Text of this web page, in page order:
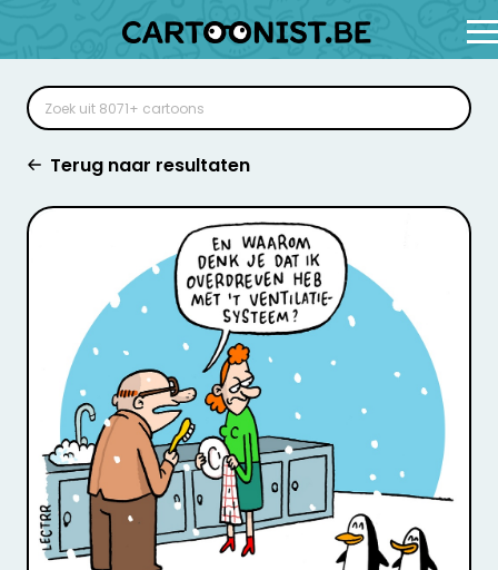
Terug naar resultaten